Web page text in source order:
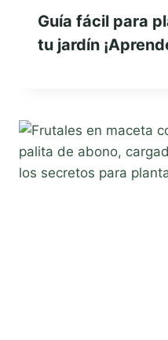
Guía fácil para
tu jardín